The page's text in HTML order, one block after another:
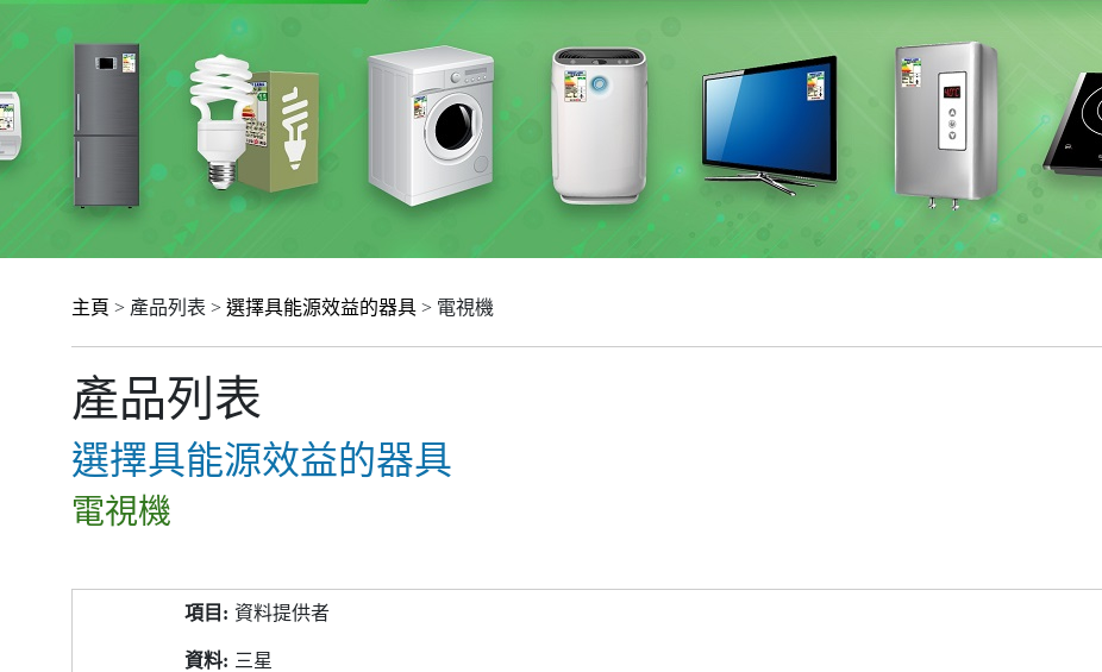
主頁 > 產品列表 > 選擇具能源效益的器具 > 電視機
產品列表
選擇具能源效益的器具
電視機
資料提供者
三星